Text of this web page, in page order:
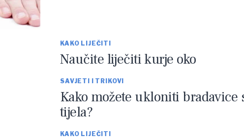
KAKO LIJEČITI
Naučite liječiti kurje oko
SAVJETI I TRIKOVI
Kako možete ukloniti bradavice
tijela?
KAKO LIJEČITI